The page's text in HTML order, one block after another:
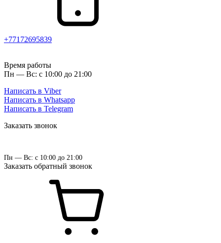
+77172695839
Время работы
Пн — Вс: с 10:00 до 21:00
Написать в Viber
Написать в Whatsapp
Написать в Telegram
Заказать звонок
Пн — Вс: с 10:00 до 21:00
Заказать обратный звонок